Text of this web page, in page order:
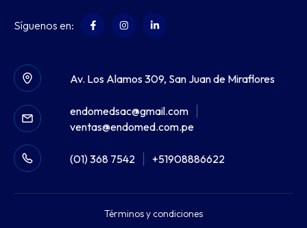
Av. Los Alamos 309, San Juan de Miraflores
endomedsac@gmail.com
ventas@endomed.com.pe
(01) 368 7542 +51908886622
Síguenos en:
Términos y condiciones